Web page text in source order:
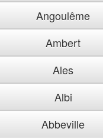
Angoulême
Ambert
Ales
Albi
Abbeville